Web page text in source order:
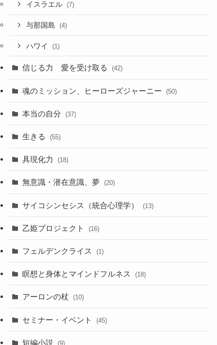
イスラエル (7)
与那国島 (4)
ハワイ (1)
信じる力 愛を受け取る (42)
魂のミッション、ヒーローズジャーニー (50)
本当の自分 (37)
生きる (55)
具現化力 (18)
無意識・潜在意識、夢 (20)
サイコシンセシス（統合心理学） (13)
乙姫プロジェクト (16)
フェルデンクライス (1)
瞑想と身体とマインドフルネス (18)
アーロンの杖 (10)
セミナー・イベント (45)
短編小説 (9)